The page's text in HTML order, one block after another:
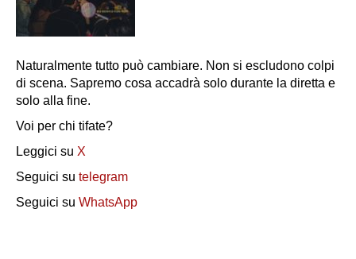
Naturalmente tutto può cambiare. Non si escludono colpi
di scena. Sapremo cosa accadrà solo durante la diretta e
solo alla fine.
Voi per chi tifate?
Leggici su X
Seguici su telegram
Seguici su WhatsApp